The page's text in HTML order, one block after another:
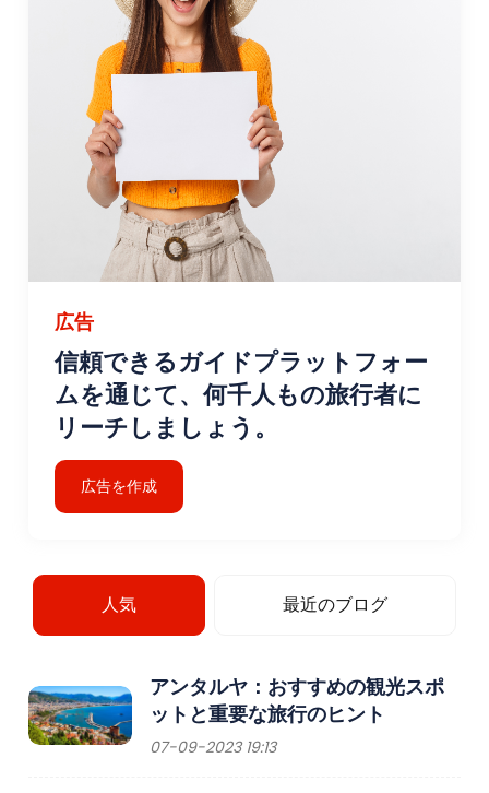
広告
信頼できるガイドプラットフォー
ムを通じて、何千人もの旅行者に
リーチしましょう。
広告を作成
人気 最近のブログ
アンタルヤ：おすすめの観光スポ
ットと重要な旅行のヒント
07-09-2023 19:13